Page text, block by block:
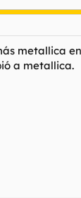
metallica
a metallica.